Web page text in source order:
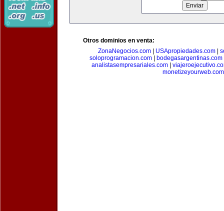
Otros dominios en venta:
ZonaNegocios.com
USApropiedades.com
soloprogramacion.com| bodegasargentinas.com
analistasempresariales.com
monetizeyourweb.com